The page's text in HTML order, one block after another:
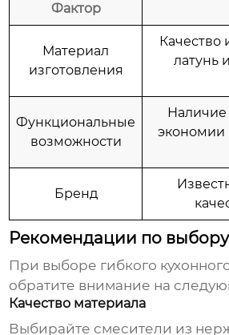
Фактор
Материал
изготовления
Качество
латунь
Функциональные
возможности
Наличие
экономии
Бренд
Рекомендации по выбору
При выборе гибкого
обратите внимание на
Качество материала
Выбирайте смесители из